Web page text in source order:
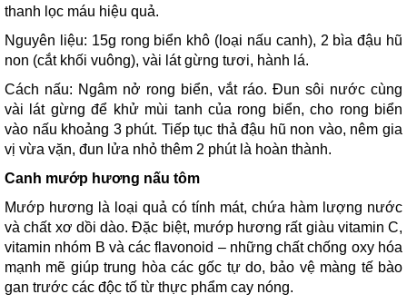
thanh lọc máu hiệu quả.
Nguyên liệu: 15g rong biển khô (loại nấu canh), 2 bìa đậu hũ
non (cắt khối vuông), vài lát gừng tươi, hành lá.
Cách nấu: Ngâm nở rong biển, vắt ráo. Đun sôi nước cùng
vài lát gừng để khử mùi tanh của rong biển, cho rong biển
vào nấu khoảng 3 phút. Tiếp tục thả đậu hũ non vào, nêm gia
vị vừa vặn, đun lửa nhỏ thêm 2 phút là hoàn thành.
Canh mướp hương nấu tôm
Mướp hương là loại quả có tính mát, chứa hàm lượng nước
và chất xơ dồi dào. Đặc biệt, mướp hương rất giàu vitamin C,
vitamin nhóm B và các flavonoid – những chất chống oxy hóa
mạnh mẽ giúp trung hòa các gốc tự do, bảo vệ màng tế bào
gan trước các độc tố từ thực phẩm cay nóng.